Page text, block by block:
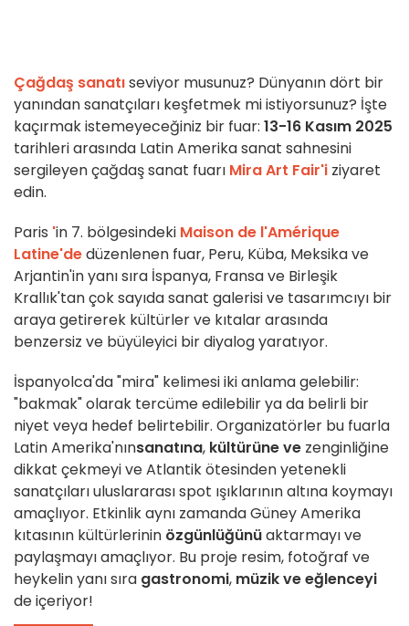
Çağdaş sanatıseviyor musunuz? Dünyanın dört bir
yanından sanatçıları keşfetmek mi istiyorsunuz? İşte
kaçırmak istemeyeceğiniz bir fuar: 13-16 Kasım 2025
tarihleri arasında Latin Amerika sanat sahnesini
sergileyen çağdaş sanat fuarı Mira Art Fair'i ziyaret
edin.
Paris 'in 7. bölgesindeki Maison de l'Amérique
Latine'dedüzenlenen fuar, Peru, Küba, Meksika ve
Arjantin'in yanı sıra İspanya, Fransa ve Birleşik
Krallık'tan çok sayıda sanat galerisi ve tasarımcıyı bir
araya getirerek kültürler ve kıtalar arasında
benzersiz ve büyüleyici bir diyalog yaratıyor.
İspanyolca'da "mira" kelimesi iki anlama gelebilir:
"bakmak" olarak tercüme edilebilir ya da belirli bir
niyet veya hedef belirtebilir. Organizatörler bu fuarla
Latin Amerika'nınsanatına, kültürüne ve zenginliğine
dikkat çekmeyi ve Atlantik ötesinden yetenekli
sanatçıları uluslararası spot ışıklarının altına koymayı
amaçlıyor. Etkinlik aynı zamanda Güney Amerika
kıtasının kültürlerinin özgünlüğünüaktarmayı ve
paylaşmayı amaçlıyor. Bu proje resim, fotoğraf ve
heykelin yanı sıra gastronomi, müzik veeğlenceyi
de içeriyor!